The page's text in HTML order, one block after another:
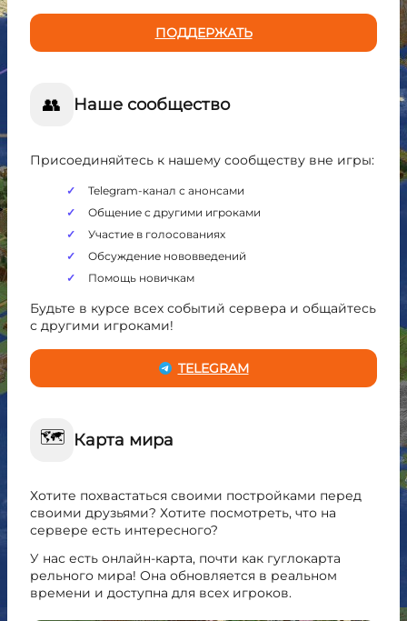
ПОДДЕРЖАТЬ
👥 Наше сообщество
Присоединяйтесь к нашему сообществу вне игры:
Telegram-канал с анонсами
Общение с другими игроками
Участие в голосованиях
Обсуждение нововведений
Помощь новичкам
Будьте в курсе всех событий сервера и общайтесь
с другими игроками!
TELEGRAM
🗺️ Карта мира
Хотите похвастаться своими постройками перед
своими друзьями? Хотите посмотреть, что на
сервере есть интересного?
У нас есть онлайн-карта, почти как гуглокарта
рельного мира! Она обновляется в реальном
времени и доступна для всех игроков.